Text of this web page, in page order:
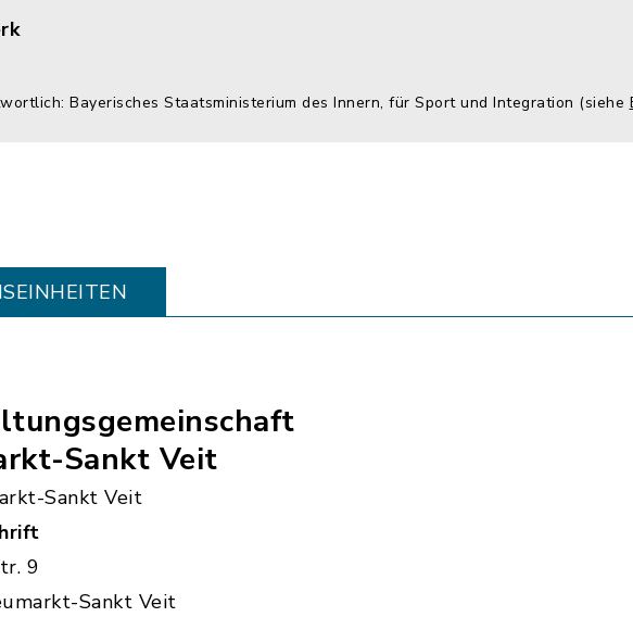
Bayerisches Staatsministerium des Innern, für Sport und Integration (siehe
Sankt Veit
Sankt Veit
9
Sankt Veit